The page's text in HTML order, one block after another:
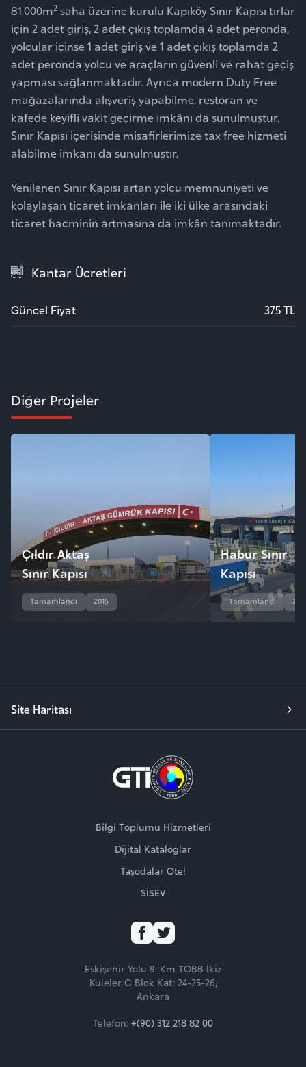
81.000m2 saha üzerine kurulu Kapıköy Sınır Kapısı tırlar
için 2 adet giriş, 2 adet çıkış toplamda 4 adet peronda,
yolcular içinse 1 adet giriş ve 1 adet çıkış toplamda 2
adet peronda yolcu ve araçların güvenli ve rahat geçiş
yapması sağlanmaktadır. Ayrıca modern Duty Free
mağazalarında alışveriş yapabilme, restoran ve
kafede keyifli vakit geçirme imkânı da sunulmuştur.
Sınır Kapısı içerisinde misafirlerimize tax free hizmeti
alabilme imkanı da sunulmuştır.
Yenilenen Sınır Kapısı artan yolcu memnuniyeti ve
kolaylaşan ticaret imkanları ile iki ülke arasındaki
ticaret hacminin artmasına da imkân tanımaktadır.
Kantar Ücretleri
Güncel Fiyat 375 TL
Diğer Projeler
Çıldır Aktaş
Sınır Kapısı
Tamamlandı 2015
Habur Sınır
Kapısı
Tamamlandı
Site Haritası
Bilgi Toplumu Hizmetleri
Dijital Kataloglar
Taşodalar Otel
SİSEV
TAKİP EDİN
ZİYARET EDİN
Eskişehir Yolu 9. Km TOBB İkiz
Kuleler C Blok Kat: 24-25-26,
Ankara
Telefon: +(90) 312 218 82 00